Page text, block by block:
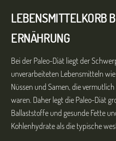
LEBENSMITTELKORB
ERNÄHRUNG
Bei der Paleo-Diät liegt der
unverarbeiteten Lebensmitteln wie
Nüssen und Samen, die
waren. Daher legt die Paleo-Diät
Ballaststoffe und gesunde Fette
Kohlenhydrate als die typische